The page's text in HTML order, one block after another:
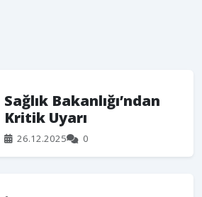
Sağlık Bakanlığı’ndan
Kritik Uyarı
26.12.2025 0